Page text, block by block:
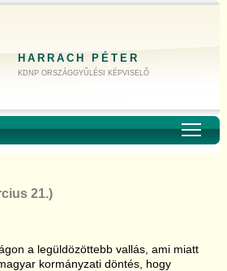
HARRACH PÉTER
KDNP ORSZÁGGYŰLÉSI KÉPVISELŐ
21.)
a legüldözöttebb vallás, ami miatt
kormányzati döntés, hogy